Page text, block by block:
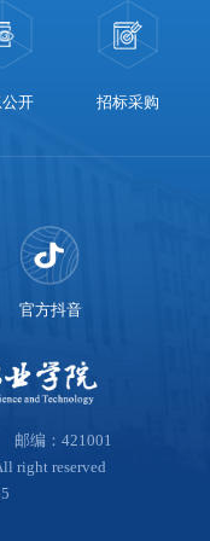
开 招标采购
邮编：421001
right reserved
官方抖音